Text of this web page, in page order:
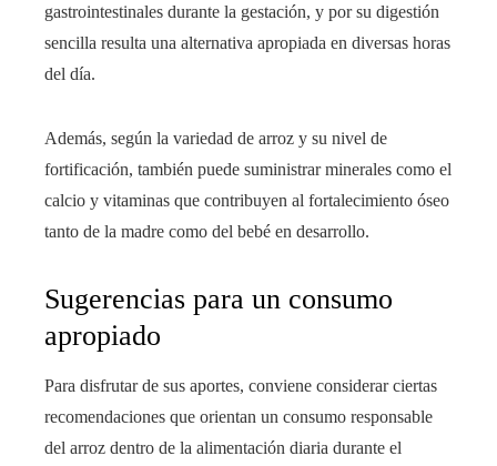
gastrointestinales durante la gestación, y por su digestión
sencilla resulta una alternativa apropiada en diversas horas
del día.
Además, según la variedad de arroz y su nivel de
fortificación, también puede suministrar minerales como el
calcio y vitaminas que contribuyen al fortalecimiento óseo
tanto de la madre como del bebé en desarrollo.
Sugerencias para un consumo
apropiado
Para disfrutar de sus aportes, conviene considerar ciertas
recomendaciones que orientan un consumo responsable
del arroz dentro de la alimentación diaria durante el